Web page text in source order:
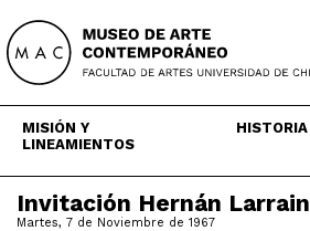
content
MISIÓN Y
LINEAMIENTOS
HISTORIA
Invitación Hernán Larrain
Martes, 7 de Noviembre de 1967